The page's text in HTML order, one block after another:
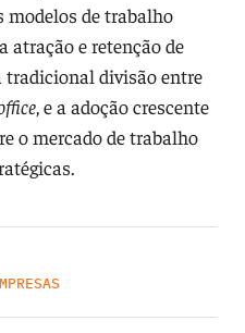
modelos de trabalho
atração e retenção de
divisão entre
, e a adoção crescente
o mercado de trabalho